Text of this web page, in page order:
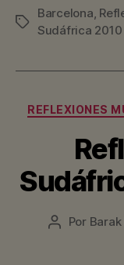
Etiquetas
Barcelona,
Sudáfrica 2010
REFLEXIONES
Autor
Por